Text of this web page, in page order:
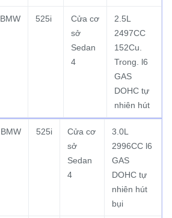
BMW 525i
Cửa cơ
sở
Sedan
4
2.5L
2497CC
152Cu.
Trong.
l6
GAS
DOHC tự
nhiên hút
BMW 525i
Cửa cơ
sở
Sedan
4
3.0L
2996CC l6
GAS
DOHC tự
nhiên hút
bụi